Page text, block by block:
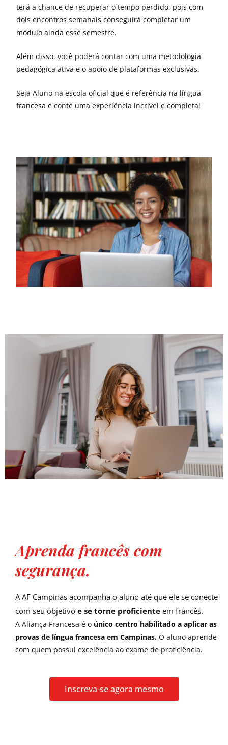
terá a chance de recuperar o tempo perdido, pois com
dois encontros semanais conseguirá completar um
módulo ainda esse semestre.
Além disso, você poderá contar com uma metodologia
pedagógica ativa e o apoio de plataformas exclusivas.
Seja Aluno na escola oficial que é referência na língua
francesa e conte uma experiência incrível e completa!
Aprenda francês com
segurança.
A AF Campinas acompanha o aluno até que ele se conecte
com seu objetivo e se torne proficiente em francês.
A Aliança Francesa é o único centro habilitado a aplicar as
provas de língua francesa em Campinas. O aluno aprende
com quem possui excelência ao exame de proficiência.
Inscreva-se agora mesmo